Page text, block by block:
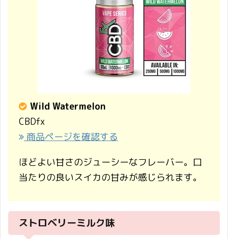
Wild Watermelon
CBDfx
商品ページを確認する
ほどよい甘さのジューシーなフレーバー。口
当たりの良いスイカの甘みが感じられます。
ストロベリーミルク味